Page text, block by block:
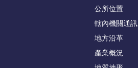
公所位置
轄內機關通訊
地方沿革
產業概況